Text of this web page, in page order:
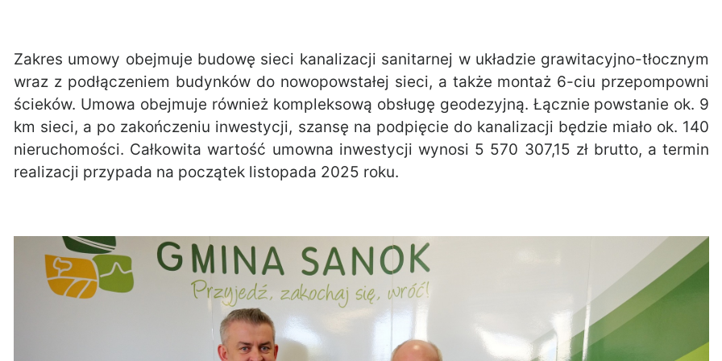
Zakres umowy obejmuje budowę sieci kanalizacji sanitarnej w układzie grawitacyjno-tłocznym
wraz z podłączeniem budynków do nowopowstałej sieci, a także montaż 6-ciu przepompowni
ścieków. Umowa obejmuje również kompleksową obsługę geodezyjną. Łącznie powstanie ok. 9
km sieci, a po zakończeniu inwestycji, szansę na podpięcie do kanalizacji będzie miało ok. 140
nieruchomości. Całkowita wartość umowna inwestycji wynosi 5 570 307,15 zł brutto, a termin
realizacji przypada na początek listopada 2025 roku.